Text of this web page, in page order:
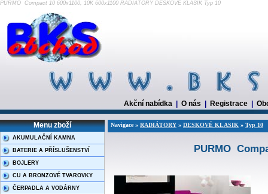
PURMO Compact 10 600x1100, 10K 600x1100 RADIÁTORY DESKOVÉ KLASIK Typ 10
Akční nabídka O nás Registrace
Menu zboží
AKUMULAČNÍ KAMNA
BATERIE A PŘÍSLUŠENSTVÍ
BOJLERY
CU A BRONZOVÉ TVAROVKY
ČERPADLA A VODÁRNY
Navigace » RADIÁTORY » DESKOVÉ KLASIK » Typ 10
PURMO